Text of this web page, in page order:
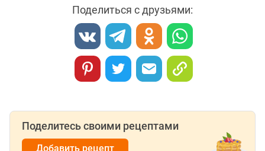
Поделиться с друзьями:
Поделитесь своими рецептами
Добавить рецепт